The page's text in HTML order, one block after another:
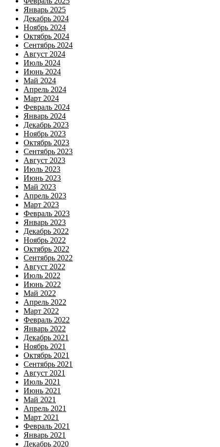
Январь 2025
Декабрь 2024
Ноябрь 2024
Октябрь 2024
Сентябрь 2024
Август 2024
Июль 2024
Июнь 2024
Май 2024
Апрель 2024
Март 2024
Февраль 2024
Январь 2024
Декабрь 2023
Ноябрь 2023
Октябрь 2023
Сентябрь 2023
Август 2023
Июль 2023
Июнь 2023
Май 2023
Апрель 2023
Март 2023
Февраль 2023
Январь 2023
Декабрь 2022
Ноябрь 2022
Октябрь 2022
Сентябрь 2022
Август 2022
Июль 2022
Июнь 2022
Май 2022
Апрель 2022
Март 2022
Февраль 2022
Январь 2022
Декабрь 2021
Ноябрь 2021
Октябрь 2021
Сентябрь 2021
Август 2021
Июль 2021
Июнь 2021
Май 2021
Апрель 2021
Март 2021
Февраль 2021
Январь 2021
Декабрь 2020